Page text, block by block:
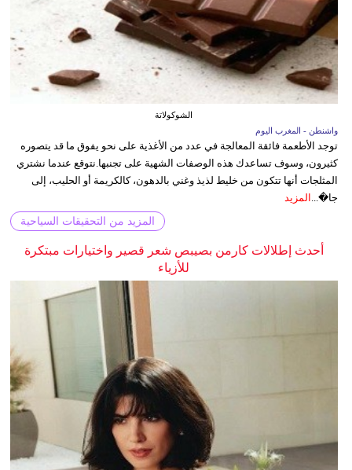
الشوكولاتة
واشنطن - المغرب اليوم
توجد الأطعمة فائقة المعالجة في عدد من الأغذية على نحو يفوق ما قد يتصوره
كثيرون، وسوف تساعدك هذه الوصفات الشهية على تجنبها.نتوقع عندما نشتري
المثلجات أنها تتكون من خليط لذيذ وغني بالدهون، كالكريمة أو الحليب، إلى
جا�... المزيد
المزيد من التحقيقات السياحية
أحدث إطلالات كارمن بصيبص شعر قصير واختيارات مبتكرة
للأزياء